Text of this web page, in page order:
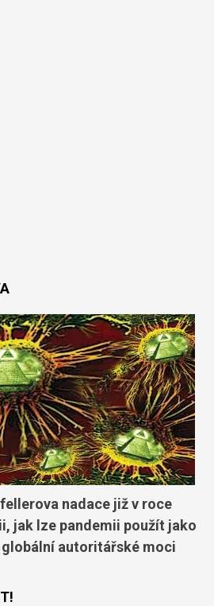
nadace již v roce
jak lze pandemii použít jako
autoritářské moci